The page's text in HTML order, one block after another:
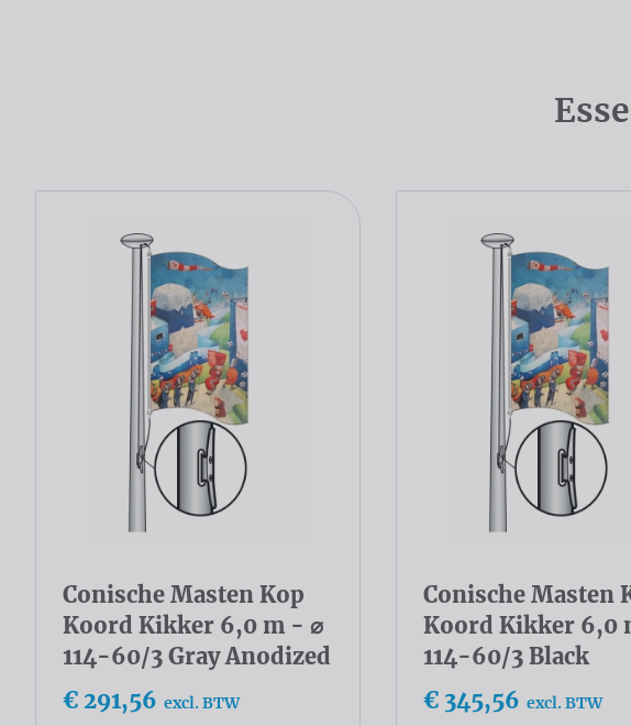
Conische Masten Kop
Koord Kikker 6,0 m - ⌀
114-60/3 Gray Anodized
€ 291,56 excl. BTW
Conische Masten
Koord Kikker 6,0
114-60/3 Black
€ 345,56 excl. BTW